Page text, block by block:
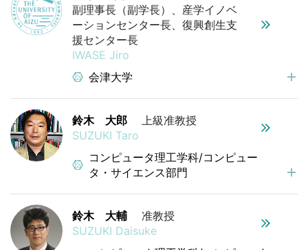
副理事長（副学長）、産学イノベ
ーションセンター長、復興創生支
援センター長
IWASE Jiro
会津大学
鈴木 大郎
上級准教授
SUZUKI Taro
コンピュータ理工学科/コンピュー
タ・サイエンス部門
鈴木 大輔
准教授
SUZUKI Daisuke